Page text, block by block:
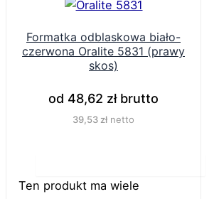
Formatka odblaskowa biało-
czerwona Oralite 5831 (prawy
skos)
od 48,62 złbrutto
39,53 złnetto
Ten produkt ma wiele